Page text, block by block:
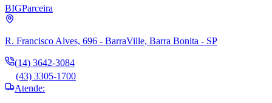
BIGParceira
R. Francisco Alves, 696 - BarraVille, Barra Bonita - SP
(14) 3642-3084
(43) 3305-1700
Atende: